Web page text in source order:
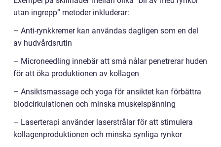
utan ingrepp” metoder inkluderar:
– Anti-rynkkremer kan användas dagligen som en del
av hudvårdsrutin
– Microneedling innebär att små nålar penetrerar huden
för att öka produktionen av kollagen
– Ansiktsmassage och yoga för ansiktet kan förbättra
blodcirkulationen och minska muskelspänning
– Laserterapi använder laserstrålar för att stimulera
kollagenproduktionen och minska synliga rynkor